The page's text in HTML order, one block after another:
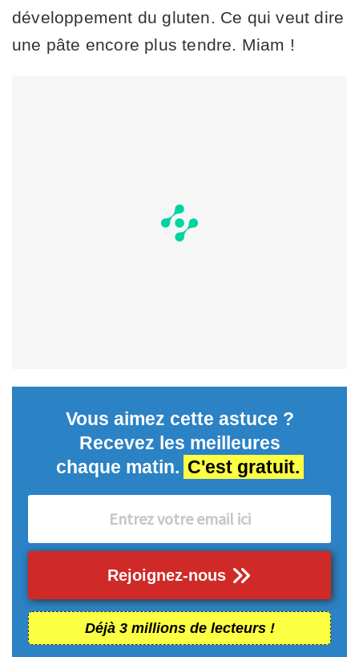
développement du gluten. Ce qui veut dire
une pâte encore plus tendre. Miam !
Vous aimez cette astuce ?
Recevez les meilleures
chaque matin. C'est gratuit.
Rejoignez-nous
Déjà 3 millions de lecteurs !